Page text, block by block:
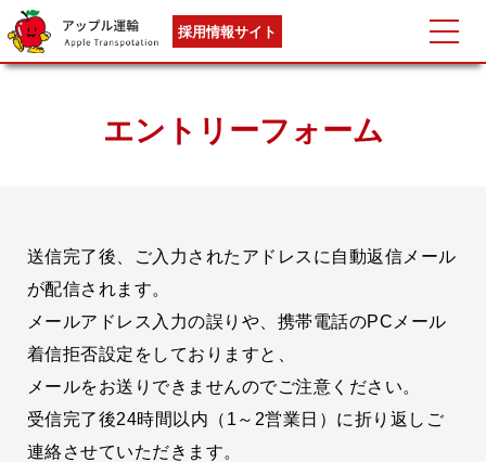
採用情報サイト
エントリーフォーム
送信完了後、ご入力されたアドレスに自動返信メール
が配信されます。
メールアドレス入力の誤りや、携帯電話のPCメール
着信拒否設定をしておりますと、
メールをお送りできませんのでご注意ください。
受信完了後24時間以内（1～2営業日）に折り返しご
連絡させていただきます。